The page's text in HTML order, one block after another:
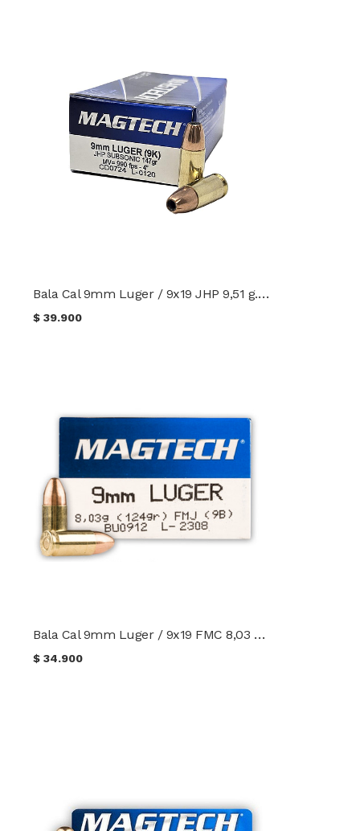
Bala Cal 9mm Luger / 9x19 JHP 9,51 g. (147 gr.) Magtech
$39.900
Bala Cal 9mm Luger / 9x19 FMC 8,03 g. (124 gr.) Magtech
$34.900